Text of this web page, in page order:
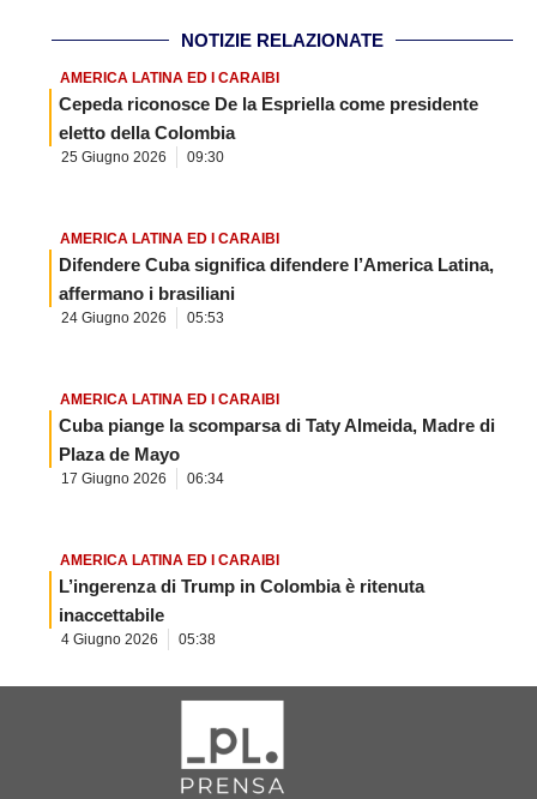
NOTIZIE RELAZIONATE
AMERICA LATINA ED I CARAIBI
Cepeda riconosce De la Espriella come presidente
eletto della Colombia
25 Giugno 2026 09:30
AMERICA LATINA ED I CARAIBI
Difendere Cuba significa difendere l’America Latina,
affermano i brasiliani
24 Giugno 2026 05:53
AMERICA LATINA ED I CARAIBI
Cuba piange la scomparsa di Taty Almeida, Madre di
Plaza de Mayo
17 Giugno 2026 06:34
AMERICA LATINA ED I CARAIBI
L’ingerenza di Trump in Colombia è ritenuta
inaccettabile
4 Giugno 2026 05:38